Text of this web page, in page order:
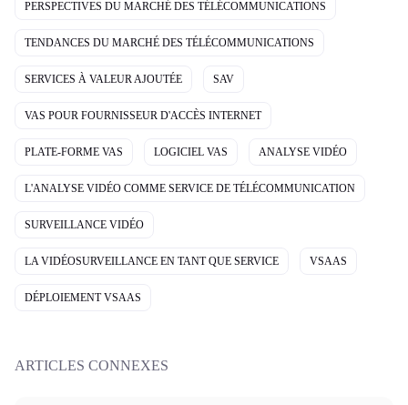
PERSPECTIVES DU MARCHÉ DES TÉLÉCOMMUNICATIONS
TENDANCES DU MARCHÉ DES TÉLÉCOMMUNICATIONS
SERVICES À VALEUR AJOUTÉE SAV
VAS POUR FOURNISSEUR D'ACCÈS INTERNET
PLATE-FORME VAS LOGICIEL VAS ANALYSE VIDÉO
L'ANALYSE VIDÉO COMME SERVICE DE TÉLÉCOMMUNICATION
SURVEILLANCE VIDÉO
LA VIDÉOSURVEILLANCE EN TANT QUE SERVICE VSAAS
DÉPLOIEMENT VSAAS
ARTICLES CONNEXES